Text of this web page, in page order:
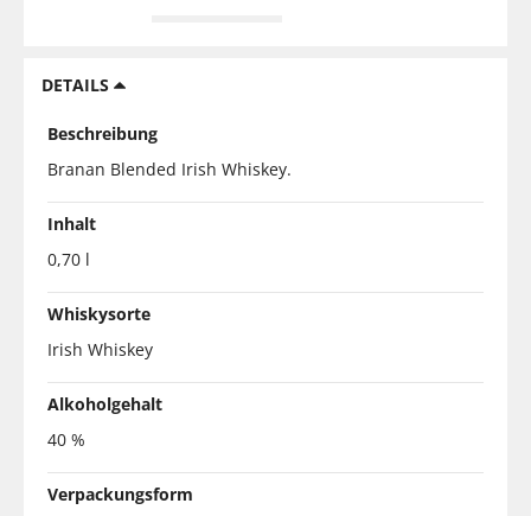
DETAILS
Beschreibung
Branan Blended Irish Whiskey.
Inhalt
0,70 l
Whiskysorte
Irish Whiskey
Alkoholgehalt
40 %
Verpackungsform